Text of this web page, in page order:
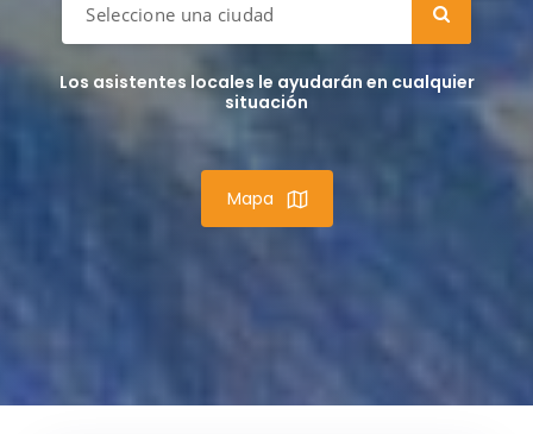
Los asistentes locales le ayudarán en cualquier
situación
Mapa